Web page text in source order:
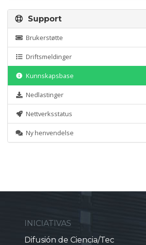
Support
Brukerstøtte
Driftsmeldinger
Kunnskapsbase
Nedlastinger
Nettverksstatus
Ny henvendelse
INICIATIVAS
Difusión de Ciencia/Tec